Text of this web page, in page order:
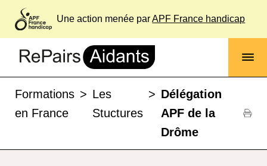
Une action menée parAPF France handicap
Formations
en France
> Les
Stuctures
> Délégation
APF de la
Drôme